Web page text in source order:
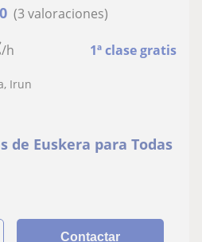
/h 1ª clase gratis
(3 valoraciones)
Irun
de Euskera para Todas
Contactar